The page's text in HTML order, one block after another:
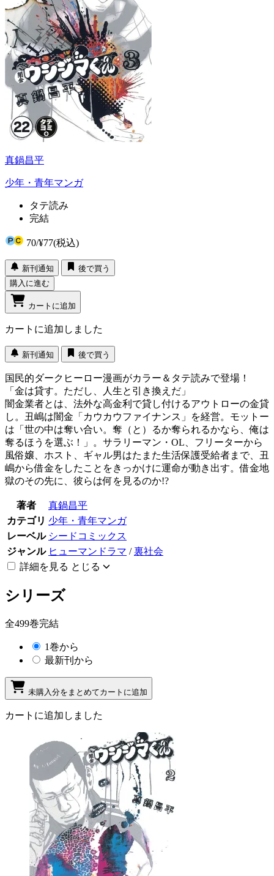
真鍋昌平
少年・青年マンガ
タテ読み
完結
70/¥77(税込)
新刊通知
後で買う
購入に進む
カートに追加
カートに追加しました
新刊通知 後で買う
国民的ダークヒーロー漫画がカラー＆タテ読みで登場！
「金は貸す。ただし、人生と引き換えだ」
闇金業者とは、法外な高金利で貸し付けるアウトローの金貸
し。丑嶋は闇金「カウカウファイナンス」を経営。モットー
は「世の中は奪い合い。奪（と）るか奪られるかなら、俺は
奪るほうを選ぶ！」。サラリーマン・OL、フリーターから
風俗嬢、ホスト、ギャル男はたまた生活保護受給者まで、丑
嶋から借金をしたことをきっかけに運命が動き出す。借金地
獄のその先に、彼らは何を見るのか!?
著者
真鍋昌平
カテゴリ 少年・青年マンガ
レーベル シードコミックス
ジャンル ヒューマンドラマ /裏社会
詳細を見る とじる
シリーズ
全499巻完結
1巻から
最新刊から
未購入分をまとめてカートに追加
カートに追加しました